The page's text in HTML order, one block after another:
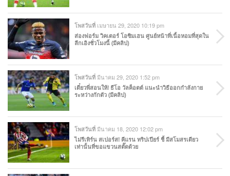
โพสวันที่ เมษายน 29, 2020 10:19 pm
ส่องฟอร์ม วิคเตอร์ โอซิมเฮน ศูนย์หน้าที่เนื้อหอมที่สุดใน
ลีกเอิงชั่วโมงนี้ (มีคลิป)
โพสวันที่ มีนาคม 29, 2020 1:52 pm
เดี๋ยวพี่สอนให้! ธีโอ วัลค็อตต์ แนะนำวิธีออกกำลังกาย
ระหว่างกักตัว (มีคลิป)
โพสวันที่ มีนาคม 18, 2020 12:02 pm
ไม่รีเทิร์น สเปอร์ส! คีแรน ทริปเปียร์ ชี้ มีสโมสรเดียว
เท่านั้นที่ขอแขวนสตั๊ดด้วย